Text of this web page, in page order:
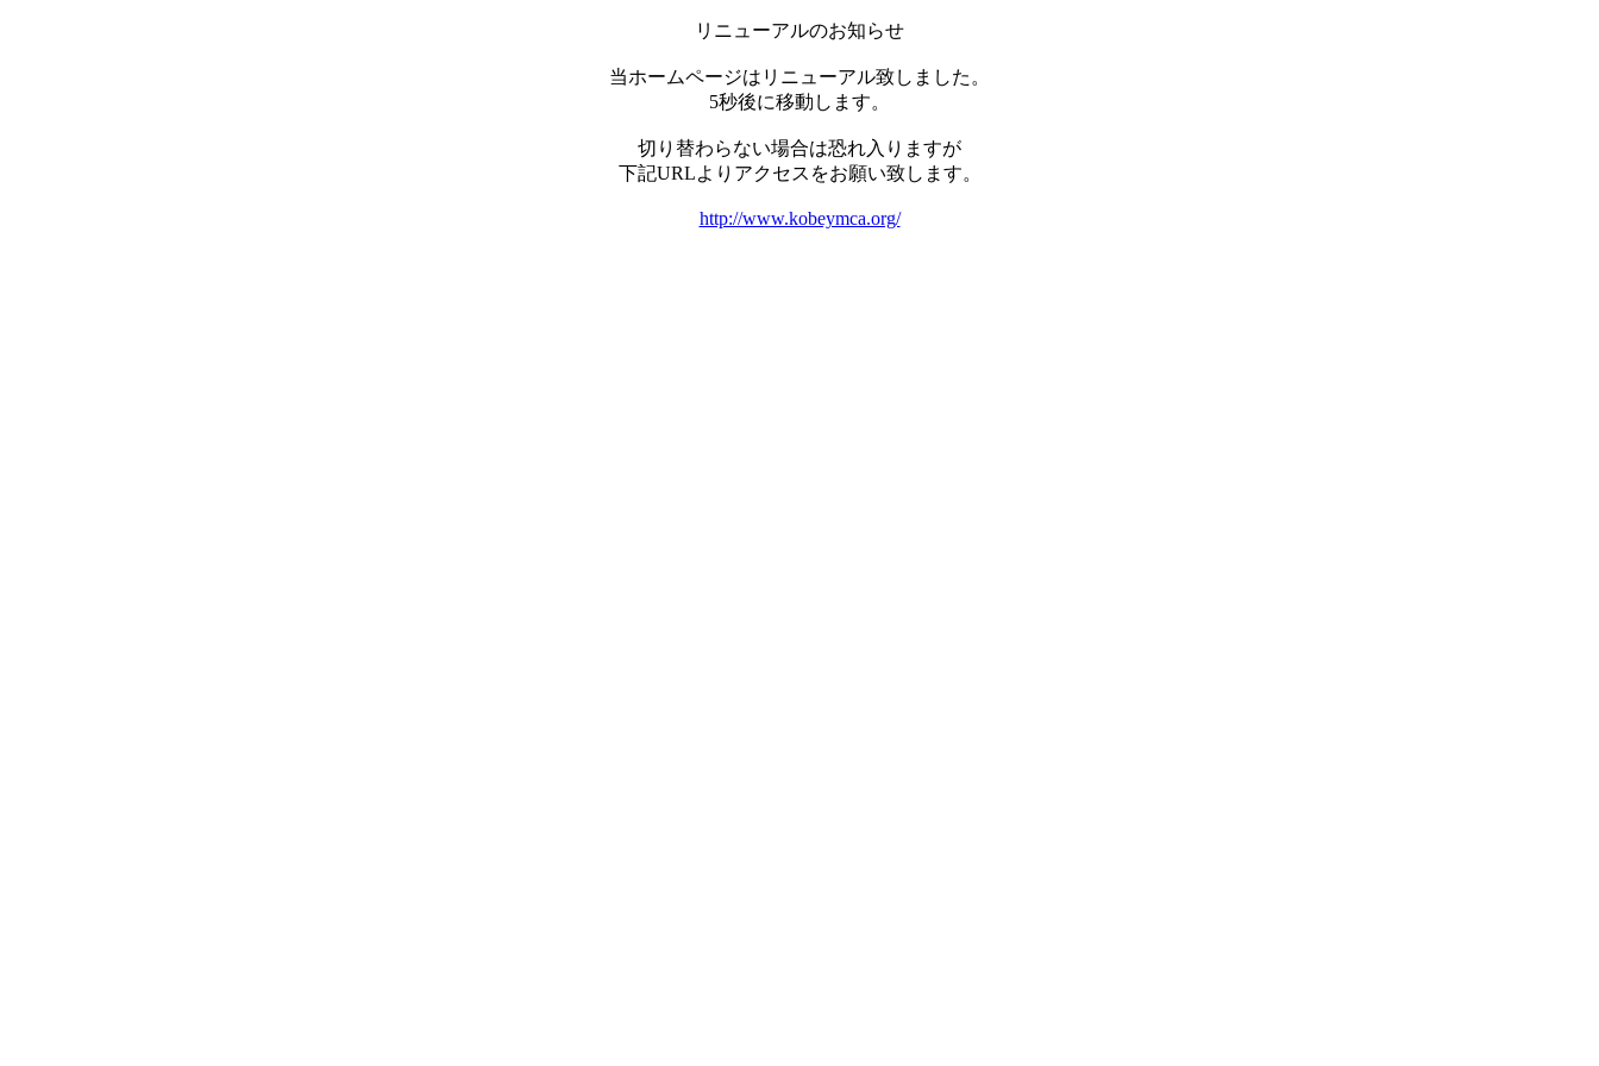
リニューアルのお知らせ
当ホームページはリニューアル致しました。
5秒後に移動します。
切り替わらない場合は恐れ入りますが
下記URLよりアクセスをお願い致します。
http://www.kobeymca.org/